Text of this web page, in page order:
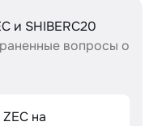
и SHIBERC20
вопросы о
на